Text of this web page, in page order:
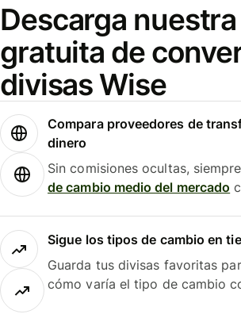
Descarga
gratuita de
divisas Wise
Compara proveedores de
dinero
Sin comisiones ocultas,
de cambio medio del mercado
Sigue los tipos de cambio en
Guarda tus divisas favoritas
cómo varía el tipo de cambio